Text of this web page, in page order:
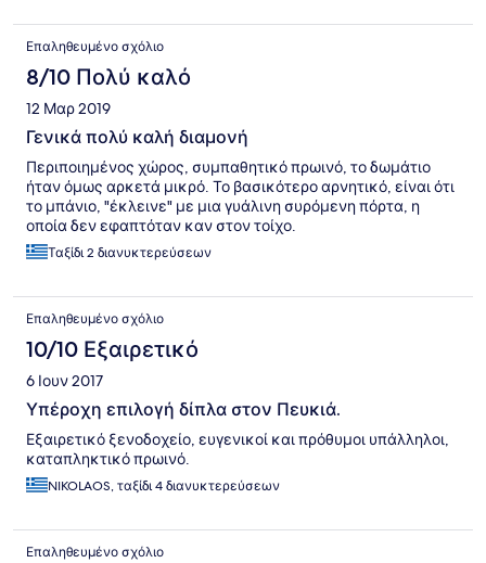
Επαληθευμένο σχόλιο
8/10 Πολύ καλό
12 Μαρ 2019
Γενικά πολύ καλή διαμονή
Περιποιημένος χώρος, συμπαθητικό πρωινό, το δωμάτιο
ήταν όμως αρκετά μικρό. Το βασικότερο αρνητικό, είναι ότι
το μπάνιο, "έκλεινε" με μια γυάλινη συρόμενη πόρτα, η
οποία δεν εφαπτόταν καν στον τοίχο.
Ταξίδι 2 διανυκτερεύσεων
Επαληθευμένο σχόλιο
10/10 Εξαιρετικό
6 Ιουν 2017
Υπέροχη επιλογή δίπλα στον Πευκιά.
Εξαιρετικό ξενοδοχείο, ευγενικοί και πρόθυμοι υπάλληλοι,
καταπληκτικό πρωινό.
NIKOLAOS, ταξίδι 4 διανυκτερεύσεων
Επαληθευμένο σχόλιο